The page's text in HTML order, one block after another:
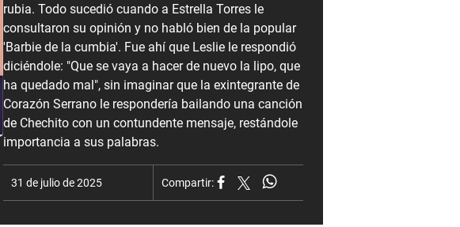
rubia. Todo sucedió cuando a Estrella Torres le
consultaron su opinión y no habló bien de la popular
'Barbie de la cumbia'. Fue ahí que Leslie le respondió
diciéndole: "Que se vaya a hacer de nuevo la lipo, que
ha quedado mal", sin imaginar que la exintegrante de
Corazón Serrano le respondería bailando una canción
de Chechito con un contundente mensaje, restándole
importancia a sus palabras.
31 de julio de 2025 Compartir: